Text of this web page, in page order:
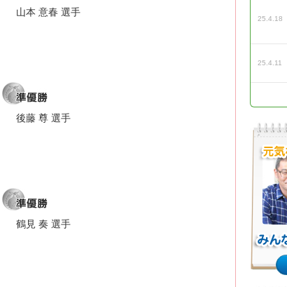
山本 意春 選手
後藤 尊 選手
鶴見 奏 選手
25.4.18
25.4.11